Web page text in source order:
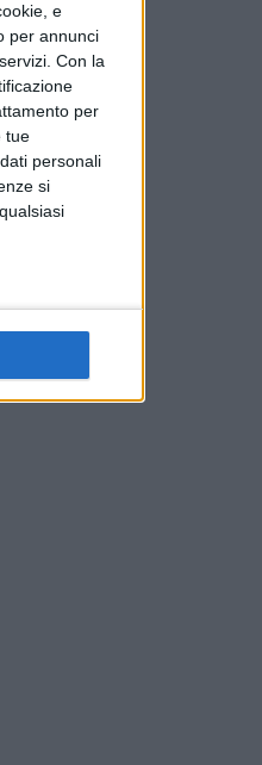
e
per annunci
Con la
per
tue
personali
si